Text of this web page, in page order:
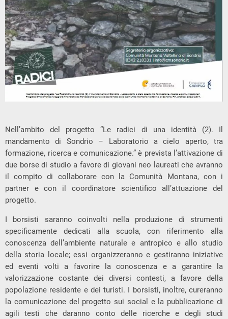
Nell’ambito del progetto “Le radici di una identità (2). Il
mandamento di Sondrio – Laboratorio a cielo aperto, tra
formazione, ricerca e comunicazione.” è prevista l’attivazione di
due borse di studio a favore di giovani neo laureati che avranno
il compito di collaborare con la Comunità Montana, con i
partner e con il coordinatore scientifico all’attuazione del
progetto.
I borsisti saranno coinvolti nella produzione di strumenti
specificamente dedicati alla scuola, con riferimento alla
conoscenza dell’ambiente naturale e antropico e allo studio
della storia locale; essi organizzeranno e gestiranno iniziative
ed eventi volti a favorire la conoscenza e a garantire la
valorizzazione costante dei diversi contesti, a favore della
popolazione residente e dei turisti. I borsisti, inoltre, cureranno
la comunicazione del progetto sui social e la pubblicazione di
agili testi che daranno conto delle ricerche e degli studi